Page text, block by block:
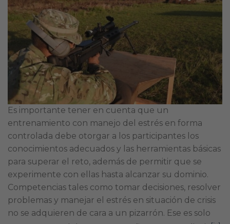
Es importante tener en cuenta que un
entrenamiento con manejo del estrés en forma
controlada debe otorgar a los participantes los
conocimientos adecuados y las herramientas básicas
para superar el reto, además de permitir que se
experimente con ellas hasta alcanzar su dominio.
Competencias tales como tomar decisiones, resolver
problemas y manejar el estrés en situación de crisis
no se adquieren de cara a un pizarrón. Ese es solo